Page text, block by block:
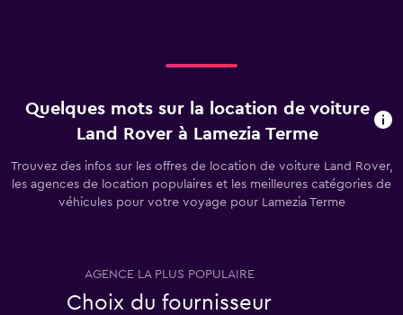
Quelques mots sur la location de voiture
Land Rover à Lamezia Terme
Trouvez des infos sur les offres de location de voiture Land Rover,
les agences de location populaires et les meilleures catégories de
véhicules pour votre voyage pour Lamezia Terme
AGENCE LA PLUS POPULAIRE
Choix du fournisseur